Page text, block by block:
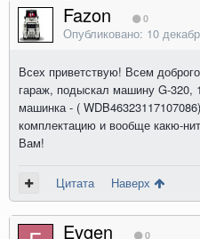
Fazon 0
Опубликовано: 10
Всех приветствую! Всем
гараж, подыскал машину G-320,
машинка - (
комплектацию и вообще какю-
Вам!
Цитата Наверх
Evgen 0